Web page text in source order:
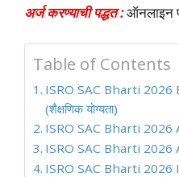
अर्ज करण्याची पद्धत :ऑनलाइन
Table of Contents
ISRO SAC Bharti
(शैक्षणिक योग्यता)
ISRO SAC Bharti 2026
ISRO SAC Bharti
ISRO SAC Bharti